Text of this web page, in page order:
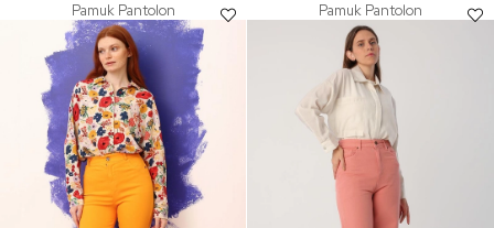
Pamuk Pantolon Pamuk Pantolon